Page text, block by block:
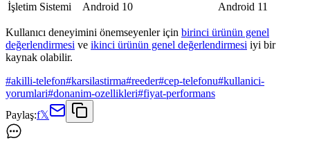
İşletim Sistemi
Android 10 Android 11
Kullanıcı deneyimini önemseyenler için birinci ürünün genel
değerlendirmesi ve ikinci ürünün genel değerlendirmesi iyi bir
kaynak olabilir.
#akilli-telefon#karsilastirma#reeder#cep-telefonu#kullanici-
yorumlari#donanim-ozellikleri#fiyat-performans
Paylaş:f𝕏